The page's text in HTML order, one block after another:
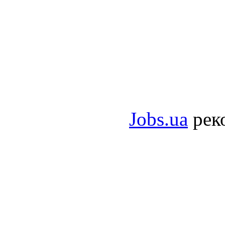
Jobs.ua